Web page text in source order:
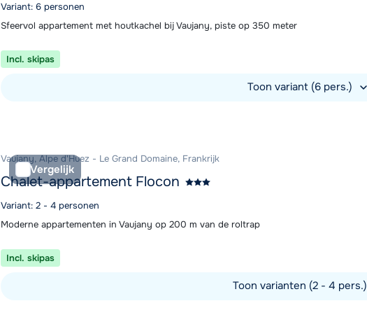
Variant: 6 personen
Sfeervol appartement met houtkachel bij Vaujany, piste op 350 meter
Incl. skipas
Toon variant (6 pers.)
Vergelijk
Vaujany, Alpe d'Huez - Le Grand Domaine, Frankrijk
Chalet-appartement Flocon
Variant: 2 - 4 personen
Moderne appartementen in Vaujany op 200 m van de roltrap
Incl. skipas
Toon varianten (2 - 4 pers.)